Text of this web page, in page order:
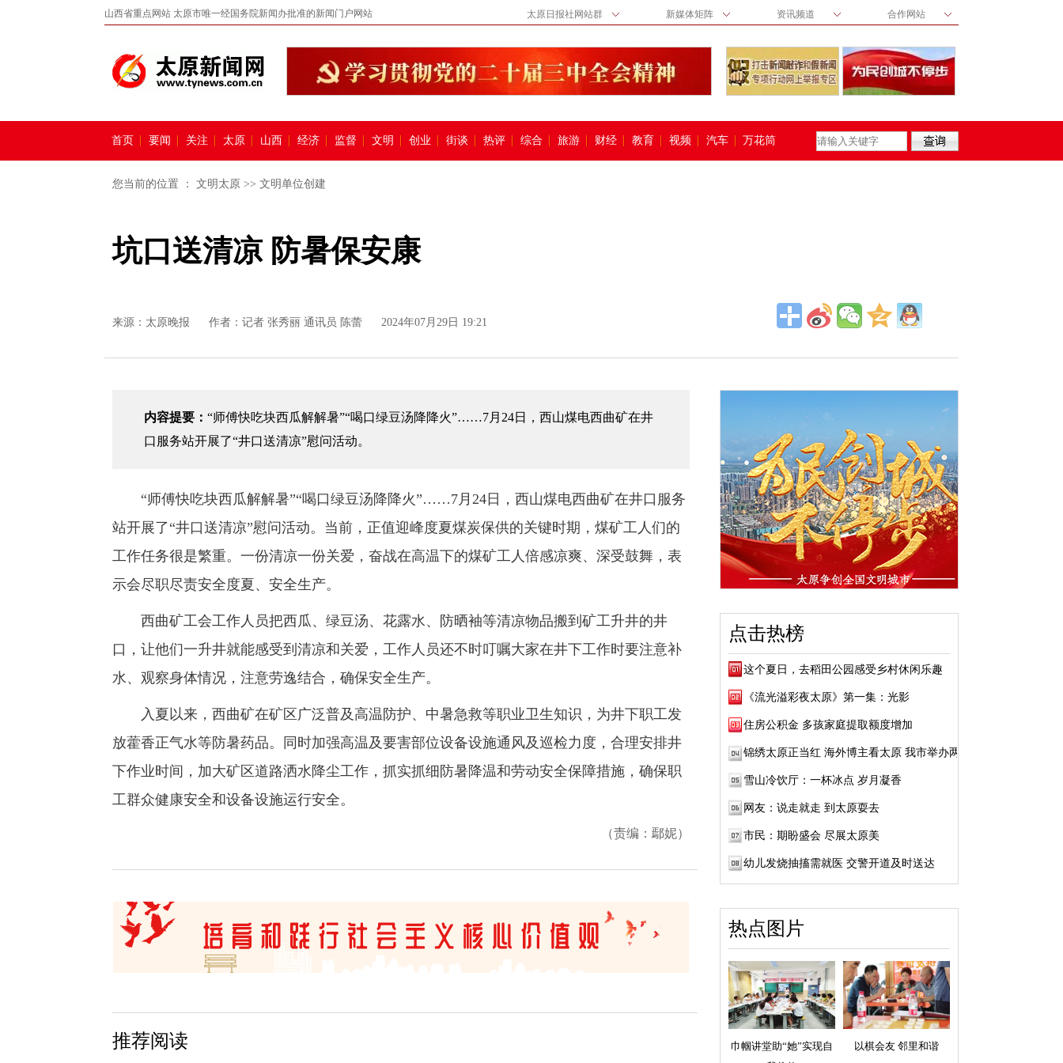
山西省重点网站 太原市唯一经国务院新闻办批准的新闻门户网站 太原日报社网站群 新媒体矩阵 资讯频道 合作网站
首页 要闻 关注 太原 山西 经济 监督 文明 创业 街谈 热评 综合 旅游 财经 教育 视频 汽车 万花筒
您当前的位置 ： 文明太原 >> 文明单位创建
坑口送清凉 防暑保安康
来源： 太原晚报 作者：记者 张秀丽 通讯员 陈蕾 2024年07月29日 19:21
内容提要： “师傅快吃块西瓜解解暑”“喝口绿豆汤降降火”……7月24日，西山煤电西曲矿在井
口服务站开展了“井口送清凉”慰问活动。
“师傅快吃块西瓜解解暑”“喝口绿豆汤降降火”……7月24日，西山煤电西曲矿在井口服务
站开展了“井口送清凉”慰问活动。当前，正值迎峰度夏煤炭保供的关键时期，煤矿工人们的
工作任务很是繁重。一份清凉一份关爱，奋战在高温下的煤矿工人倍感凉爽、深受鼓舞，表
示会尽职尽责安全度夏、安全生产。
西曲矿工会工作人员把西瓜、绿豆汤、花露水、防晒袖等清凉物品搬到矿工升井的井
口，让他们一升井就能感受到清凉和关爱，工作人员还不时叮嘱大家在井下工作时要注意补
水、观察身体情况，注意劳逸结合，确保安全生产。
入夏以来，西曲矿在矿区广泛普及高温防护、中暑急救等职业卫生知识，为井下职工发
放藿香正气水等防暑药品。同时加强高温及要害部位设备设施通风及巡检力度，合理安排井
下作业时间，加大矿区道路洒水降尘工作，抓实抓细防暑降温和劳动安全保障措施，确保职
工群众健康安全和设备设施运行安全。
（责编：鄢妮）
推荐阅读
点击热榜
这个夏日，去稻田公园感受乡村休闲乐趣
《流光溢彩夜太原》第一集：光影
住房公积金 多孩家庭提取额度增加
锦绣太原正当红 海外博主看太原 我市举办两...
雪山冷饮厅：一杯冰点 岁月凝香
网友：说走就走 到太原耍去
市民：期盼盛会 尽展太原美
幼儿发烧抽搐需就医 交警开道及时送达
热点图片
巾帼讲堂助“她”实现自
以棋会友 邻里和谐